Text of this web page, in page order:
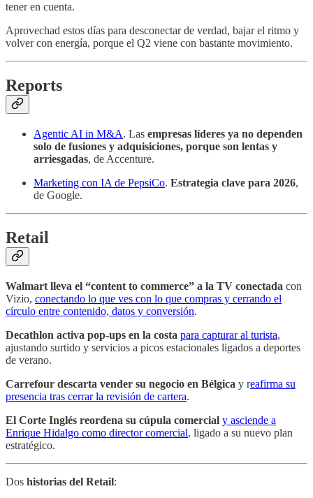
tener en cuenta.
Aprovechad estos días para desconectar de verdad, bajar el ritmo y
volver con energía, porque el Q2 viene con bastante movimiento.
Reports
Agentic AI in M&A. Las empresas líderes ya no dependen
solo de fusiones y adquisiciones, porque son lentas y
arriesgadas, de Accenture.
Marketing con IA de PepsiCo. Estrategia clave para 2026,
de Google.
Retail
Walmart lleva el “content to commerce” a la TV conectada con
Vizio, conectando lo que ves con lo que compras y cerrando el
círculo entre contenido, datos y conversión.
Decathlon activa pop-ups en la costa para capturar al turista,
ajustando surtido y servicios a picos estacionales ligados a deportes
de verano.
Carrefour descarta vender su negocio en Bélgica y reafirma su
presencia tras cerrar la revisión de cartera.
El Corte Inglés reordena su cúpula comercial y asciende a
Enrique Hidalgo como director comercial, ligado a su nuevo plan
estratégico.
Dos historias del Retail: